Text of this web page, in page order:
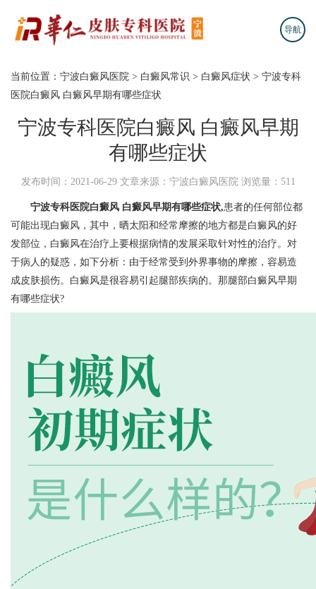
导航
当前位置： 宁波白癜风医院 > 白癜风常识 > 白癜风症状 > 宁波专科
医院白癜风 白癜风早期有哪些症状
宁波专科医院白癜风 白癜风早期
有哪些症状
发布时间：2021-06-29 文章来源：宁波白癜风医院 浏览量：511
宁波专科医院白癜风 白癜风早期有哪些症状,患者的任何部位都
可能出现白癜风，其中，晒太阳和经常摩擦的地方都是白癜风的好
发部位，白癜风在治疗上要根据病情的发展采取针对性的治疗。对
于病人的疑惑，如下分析：由于经常受到外界事物的摩擦，容易造
成皮肤损伤。白癜风是很容易引起腿部疾病的。那腿部白癜风早期
有哪些症状?